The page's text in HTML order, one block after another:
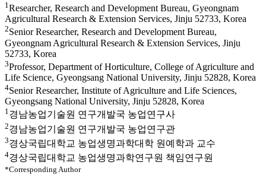
1Researcher, Research and Development Bureau, Gyeongnam
Agricultural Research & Extension Services, Jinju 52733, Korea
2Senior Researcher, Research and Development Bureau,
Gyeongnam Agricultural Research & Extension Services, Jinju
52733, Korea
3Professor, Department of Horticulture, College of Agriculture and
Life Science, Gyeongsang National University, Jinju 52828, Korea
4Senior Researcher, Institute of Agriculture and Life Sciences,
Gyeongsang National University, Jinju 52828, Korea
1경남농업기술원 연구개발국 농업연구사
2경남농업기술원 연구개발국 농업연구관
3경상국립대학교 농업생명과학대학 원예학과 교수
4경상국립대학교 농업생명과학연구원 책임연구원
*Corresponding Author